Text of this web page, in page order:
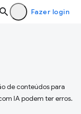
Fazer login
de conteúdos para
IA podem ter erros.